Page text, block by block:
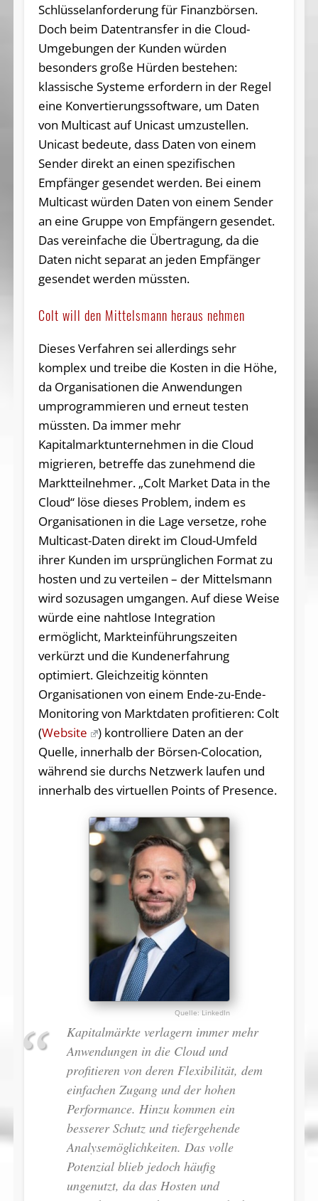
Schlüsselanforderung für Finanzbörsen.
Doch beim Datentransfer in die Cloud-
Umgebungen der Kunden würden
besonders große Hürden bestehen:
klassische Systeme erfordern in der Regel
eine Konvertierungssoftware, um Daten
von Multicast auf Unicast umzustellen.
Unicast bedeute, dass Daten von einem
Sender direkt an einen spezifischen
Empfänger gesendet werden. Bei einem
Multicast würden Daten von einem Sender
an eine Gruppe von Empfängern gesendet.
Das vereinfache die Übertragung, da die
Daten nicht separat an jeden Empfänger
gesendet werden müssten.
Colt will den Mittelsmann heraus nehmen
Dieses Verfahren sei allerdings sehr
komplex und treibe die Kosten in die Höhe,
da Organisationen die Anwendungen
umprogrammieren und erneut testen
müssten. Da immer mehr
Kapitalmarktunternehmen in die Cloud
migrieren, betreffe das zunehmend die
Marktteilnehmer. „Colt Market Data in the
Cloud“ löse dieses Problem, indem es
Organisationen in die Lage versetze, rohe
Multicast-Daten direkt im Cloud-Umfeld
ihrer Kunden im ursprünglichen Format zu
hosten und zu verteilen – der Mittelsmann
wird sozusagen umgangen. Auf diese Weise
würde eine nahtlose Integration
ermöglicht, Markteinführungszeiten
verkürzt und die Kundenerfahrung
optimiert. Gleichzeitig könnten
Organisationen von einem Ende-zu-Ende-
Monitoring von Marktdaten profitieren: Colt
(Website
) kontrolliere Daten an der
Quelle, innerhalb der Börsen-Colocation,
während sie durchs Netzwerk laufen und
innerhalb des virtuellen Points of Presence.
LinkedIn
Kapitalmärkte verlagern immer mehr
Anwendungen in die Cloud und
profitieren von deren Flexibilität, dem
einfachen Zugang und der hohen
Performance. Hinzu kommen ein
besserer Schutz und tiefergehende
Analysemöglichkeiten. Das volle
Potenzial blieb jedoch häufig
ungenutzt, da das Hosten und